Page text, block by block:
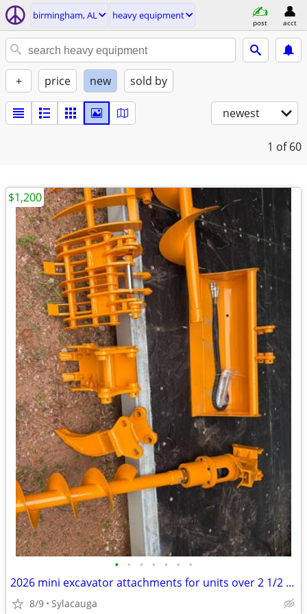
birmingham, AL heavy equipment
post acct
+ price new sold by
newest
1 of 60
• • • • • • •
2026 mini excavator attachments for units over 2 1/2 ton
8/9 Sylacauga
$1,200